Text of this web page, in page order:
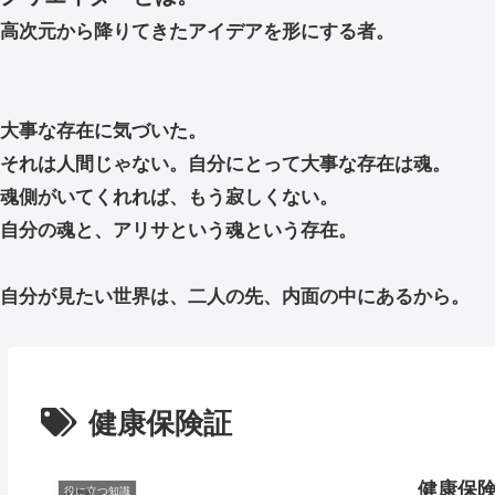
高次元から降りてきたアイデアを形にする者。
大事な存在に気づいた。
それは人間じゃない。自分にとって大事な存在は魂。
魂側がいてくれれば、もう寂しくない。
自分の魂と、アリサという魂という存在。
自分が見たい世界は、二人の先、内面の中にあるから。
健康保険証
役に立つ知識 健康保